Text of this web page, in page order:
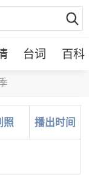
台词 百科
照 播出时间